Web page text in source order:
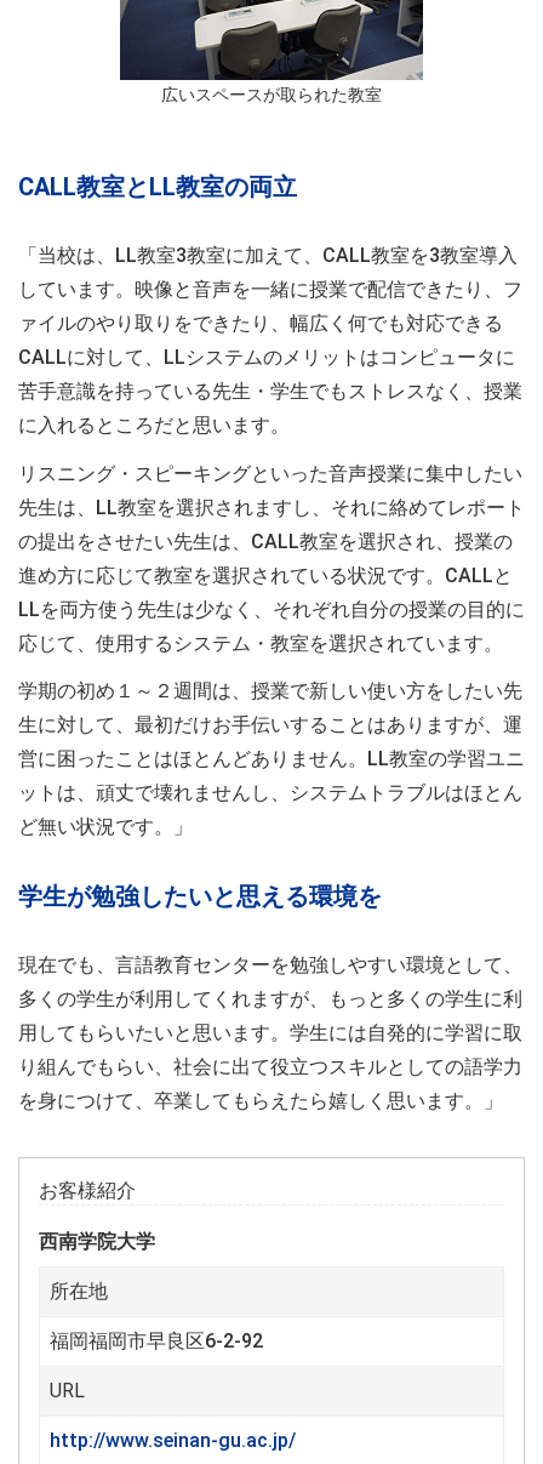
広いスペースが取られた教室
CALL教室とLL教室の両立
「当校は、LL教室3教室に加えて、CALL教室を3教室導入
しています。映像と音声を一緒に授業で配信できたり、フ
ァイルのやり取りをできたり、幅広く何でも対応できる
CALLに対して、LLシステムのメリットはコンピュータに
苦手意識を持っている先生・学生でもストレスなく、授業
に入れるところだと思います。
リスニング・スピーキングといった音声授業に集中したい
先生は、LL教室を選択されますし、それに絡めてレポート
の提出をさせたい先生は、CALL教室を選択され、授業の
進め方に応じて教室を選択されている状況です。CALLと
LLを両方使う先生は少なく、それぞれ自分の授業の目的に
応じて、使用するシステム・教室を選択されています。
学期の初め１～２週間は、授業で新しい使い方をしたい先
生に対して、最初だけお手伝いすることはありますが、運
営に困ったことはほとんどありません。LL教室の学習ユニ
ットは、頑丈で壊れませんし、システムトラブルはほとん
ど無い状況です。」
学生が勉強したいと思える環境を
現在でも、言語教育センターを勉強しやすい環境として、
多くの学生が利用してくれますが、もっと多くの学生に利
用してもらいたいと思います。学生には自発的に学習に取
り組んでもらい、社会に出て役立つスキルとしての語学力
を身につけて、卒業してもらえたら嬉しく思います。」
お客様紹介
西南学院大学
所在地
福岡福岡市早良区6-2-92
URL
http://www.seinan-gu.ac.jp/